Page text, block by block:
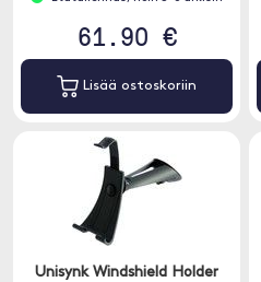
61.90 €
Lisää ostoskoriin
Unisynk Windshield Holder